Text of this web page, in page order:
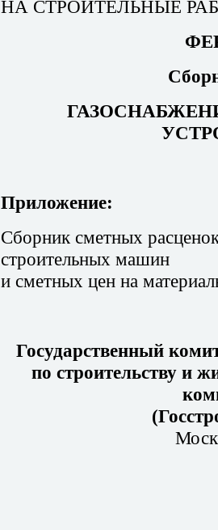
НА СТРОИТЕЛЬНЫЕ
Приложение:
Сборник сметных
строительных машин
и сметных цен на
Государственный
по строительству и